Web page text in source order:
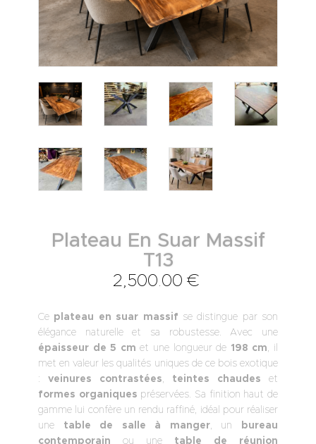
NOS RÉALISATIONS
Plateau En Suar Massif
T13
2,500.00 €
Ce plateau en suar massif se distingue par son
élégance naturelle et sa robustesse. Avec une
épaisseur de 5 cm et une longueur de 198 cm, il
met en valeur les qualités uniques de ce bois exotique
: veinures contrastées, teintes chaudes et
formes organiques préservées. Sa finition haut de
gamme lui confère un rendu raffiné, idéal pour réaliser
une table de salle à manger, un bureau
contemporain ou une table de réunion